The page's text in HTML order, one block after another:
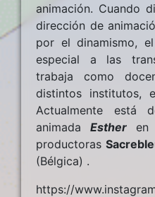
animación. Cuando
dirección de
por el dinamismo,
especial a las
trabaja como
distintos institutos,
Actualmente está
animada Estheren
productoras
(Bélgica) .
https://